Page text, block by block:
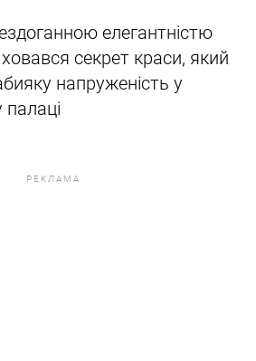
елегантністю
секрет краси, який
напруженість у
РЕКЛАМА